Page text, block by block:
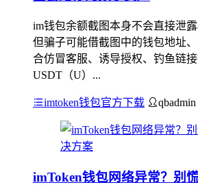
im钱包余额截图本身不会直接泄露
但骗子可能借截图中的钱包地址
合仿冒客服、诱导授权、钓鱼链
USDT（U）...
imtoken钱包官方下载 qbadmin
imToken钱包网络异常？别